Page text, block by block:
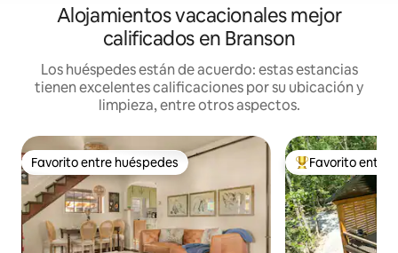
Alojamientos vacacionales mejor
calificados en Branson
Los huéspedes están de acuerdo: estas estancias
tienen excelentes calificaciones por su ubicación y
limpieza, entre otros aspectos.
Favorito entre huéspedes
Favorito entre huéspedes De los mejores
Favorito entre